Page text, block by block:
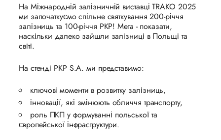
На Міжнародній залізничній виставці TRAKO 2025
ми започаткуємо спільне святкування 200-річчя
залізниць та 100-річчя PKP! Мета - показати,
наскільки далеко зайшли залізниці в Польщі та
світі.
На стенді PKP S.A. ми представимо:
ключові моменти в розвитку залізниць,
інновації, які змінюють обличчя транспорту,
роль ПКП у формуванні польської та
європейської інфраструктури.